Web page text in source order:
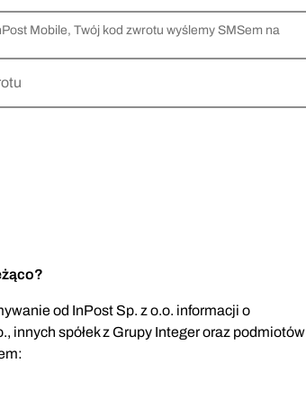
Mobile, Twój kod zwrotu wyślemy SMSem na
od InPost Sp. z o.o. informacji o
innych spółek z Grupy Integer oraz podmiotów